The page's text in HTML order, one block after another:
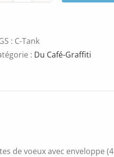
Bouchard
: C-Tank
: Du Café-Graffiti
de voeux avec enveloppe